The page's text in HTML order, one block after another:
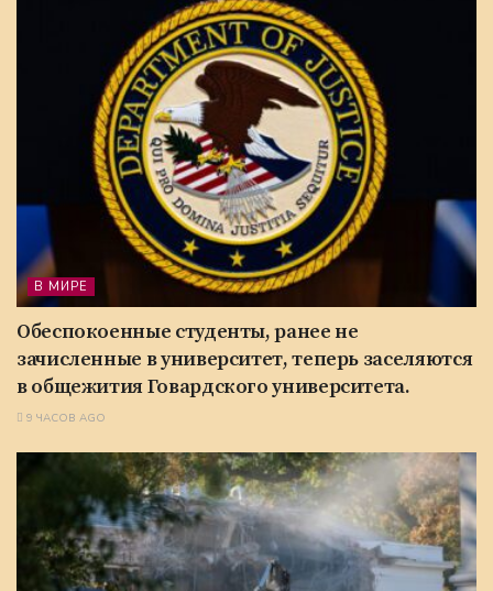
В МИРЕ
Обеспокоенные студенты, ранее не
зачисленные в университет, теперь заселяются
в общежития Говардского университета.
9 ЧАСОВ AGO